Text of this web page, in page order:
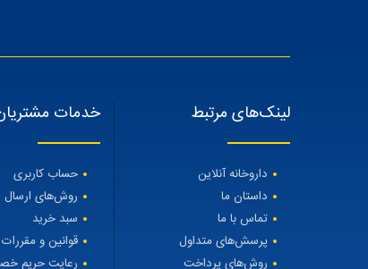
لینک‌های مرتبط
داروخانه آنلاین
داستان ما
تماس با ما
پرسش‌های متداول
روش‌های پرداخت
خدمات
حساب کاربری
روش‌های
سبد خرید
قوانین و مقررات
رعایت حریم